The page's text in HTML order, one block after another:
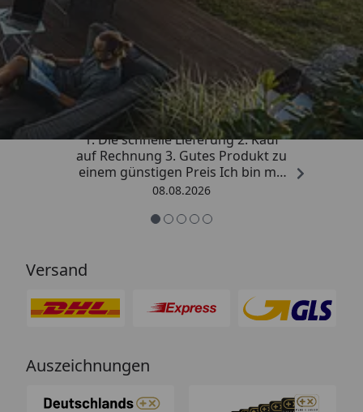
Trusted Shops
4,81/ 5
„Besonders gut gefallen hat mir :
1. Die schnelle Lieferung 2. Kauf
auf Rechnung 3. Gutes Produkt zu
einem günstigen Preis Ich bin mit
der Kaufabwicklung sehr
08.08.2026
Versand
Auszeichnungen